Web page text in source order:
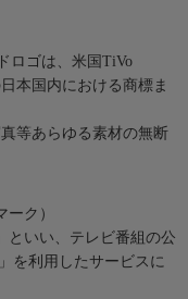
ロゴは、米国TiVo
本国内における商標ま
等あらゆる素材の無断
ク）
といい、テレビ番組の公
を利用したサービスに